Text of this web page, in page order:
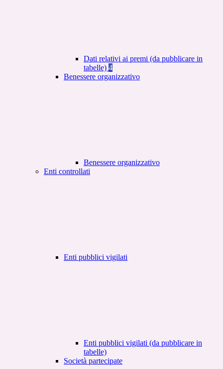
Dati relativi ai premi (da pubblicare in
tabelle) 4
Benessere organizzativo
Benessere organizzativo
Enti controllati
Enti pubblici vigilati
Enti pubblici vigilati (da pubblicare in
tabelle)
Società partecipate